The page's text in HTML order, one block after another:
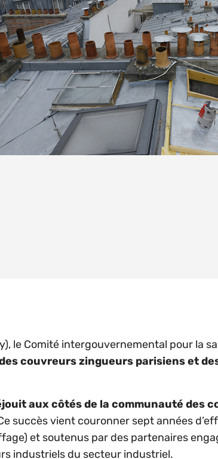
le Comité intergouvernemental pour la
couvreurs zingueurs parisiens et
aux côtés de la communauté des
succès vient couronner sept années
et soutenus par des partenaires
industriels du secteur industriel.